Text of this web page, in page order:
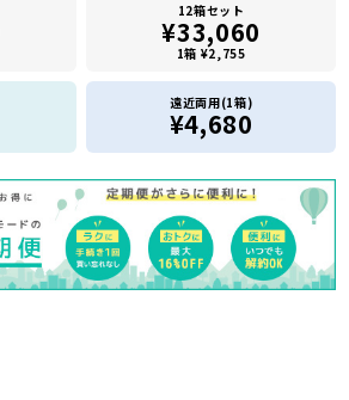
12箱セット
¥33,060
1箱 ¥2,755
遠近両用(1箱)
¥4,680